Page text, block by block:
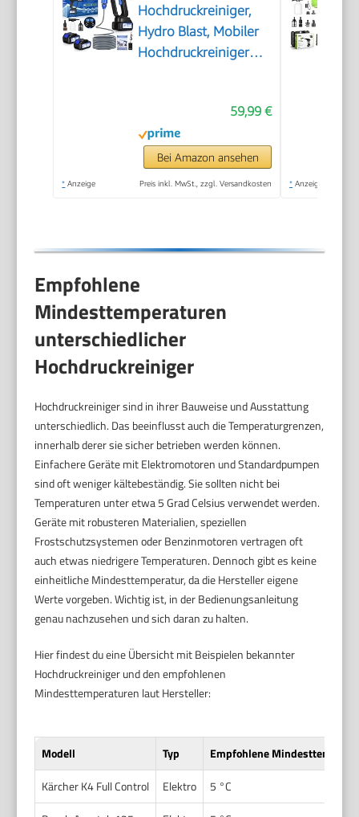
Hochdruckreiniger,
Hydro Blast, Mobiler
Hochdruckreiniger
Autowäsche,
Hochdruckreiniger
Akku mit 6-in-1
59,99 €
Bei Amazon ansehen
* Anzeige Preis inkl. MwSt., zzgl. Versandkosten * Anzeige
Empfohlene
Mindesttemperaturen
unterschiedlicher
Hochdruckreiniger
Hochdruckreiniger sind in ihrer Bauweise und Ausstattung
unterschiedlich. Das beeinflusst auch die Temperaturgrenzen,
innerhalb derer sie sicher betrieben werden können.
Einfachere Geräte mit Elektromotoren und Standardpumpen
sind oft weniger kältebeständig. Sie sollten nicht bei
Temperaturen unter etwa 5 Grad Celsius verwendet werden.
Geräte mit robusteren Materialien, speziellen
Frostschutzsystemen oder Benzinmotoren vertragen oft
auch etwas niedrigere Temperaturen. Dennoch gibt es keine
einheitliche Mindesttemperatur, da die Hersteller eigene
Werte vorgeben. Wichtig ist, in der Bedienungsanleitung
genau nachzusehen und sich daran zu halten.
Hier findest du eine Übersicht mit Beispielen bekannter
Hochdruckreiniger und den empfohlenen
Mindesttemperaturen laut Hersteller:
Modell Typ
Empfohlene
Kärcher K4 Full Control
Elektro
5 °C